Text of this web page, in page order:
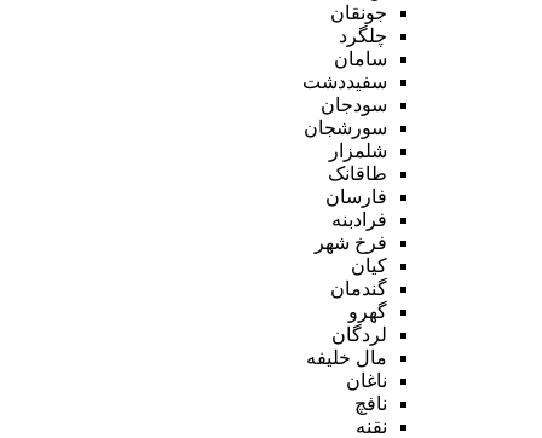
جونقان
چلگرد
سامان
سفیددشت
سودجان
سورشجان
شلمزار
طاقانک
فارسان
فرادبنه
فرخ شهر
کیان
گندمان
گهرو
لردگان
مال خلیفه
ناغان
نافچ
نقنه